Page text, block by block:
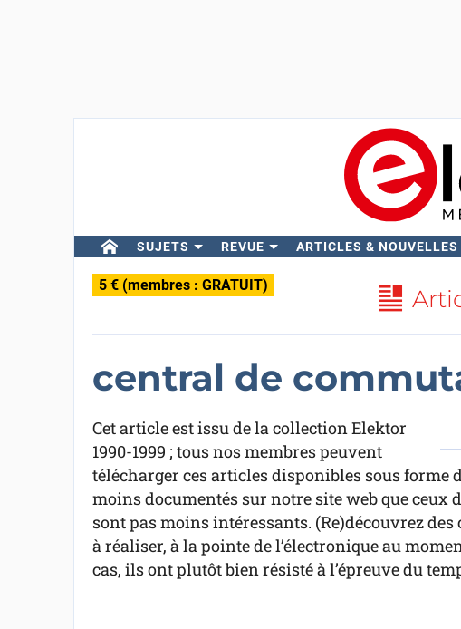
SUJETS REVUE ARTICLES & NOUVELLES
5 € (membres : GRATUIT)
central de
Cet article est issu de la collection Elektor
1990-1999 ; tous nos membres peuvent
télécharger ces articles disponibles sous forme
moins documentés sur notre site web que ceux
sont pas moins intéressants. (Re)découvrez
à réaliser, à la pointe de l’électronique au
cas, ils ont plutôt bien résisté à l’épreuve du